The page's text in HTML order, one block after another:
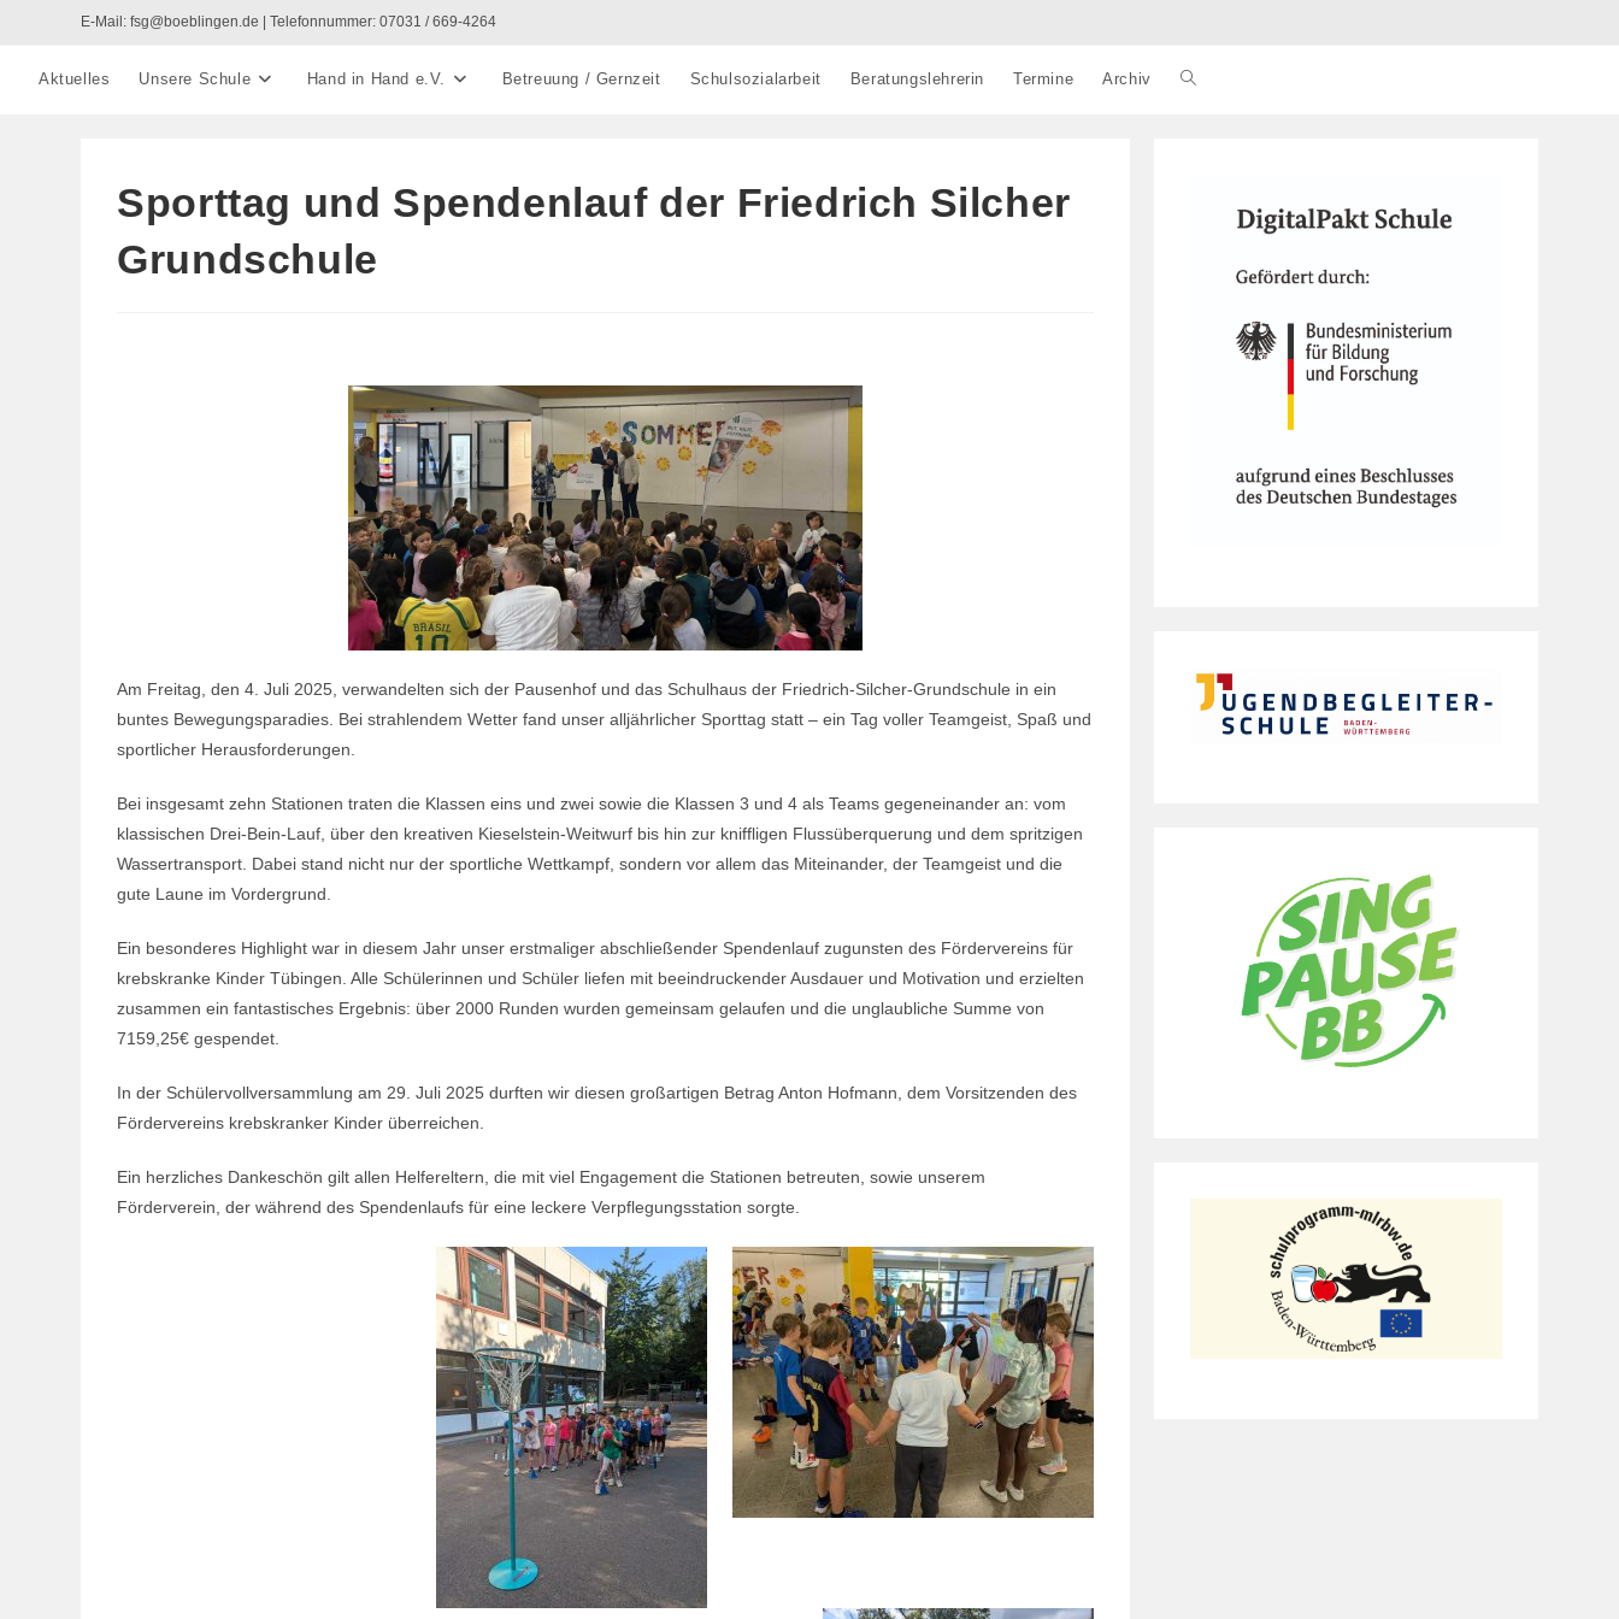
springen
E-Mail: fsg@boeblingen.de | Telefonnummer: 07031 / 669-4264
Aktuelles Unsere Schule Hand in Hand e.V. Betreuung / Gernzeit Schulsozialarbeit Beratungslehrerin Termine Archiv Website-
umschalten
Sporttag und Spendenlauf der Friedrich Silcher
Grundschule
Am Freitag, den 4. Juli 2025, verwandelten sich der Pausenhof und das Schulhaus der Friedrich-Silcher-Grundschule in ein
buntes Bewegungsparadies. Bei strahlendem Wetter fand unser alljährlicher Sporttag statt – ein Tag voller Teamgeist, Spaß und
sportlicher Herausforderungen.
Bei insgesamt zehn Stationen traten die Klassen eins und zwei sowie die Klassen 3 und 4 als Teams gegeneinander an: vom
klassischen Drei-Bein-Lauf, über den kreativen Kieselstein-Weitwurf bis hin zur kniffligen Flussüberquerung und dem spritzigen
Wassertransport. Dabei stand nicht nur der sportliche Wettkampf, sondern vor allem das Miteinander, der Teamgeist und die
gute Laune im Vordergrund.
Ein besonderes Highlight war in diesem Jahr unser erstmaliger abschließender Spendenlauf zugunsten des Fördervereins für
krebskranke Kinder Tübingen. Alle Schülerinnen und Schüler liefen mit beeindruckender Ausdauer und Motivation und erzielten
zusammen ein fantastisches Ergebnis: über 2000 Runden wurden gemeinsam gelaufen und die unglaubliche Summe von
7159,25€ gespendet.
In der Schülervollversammlung am 29. Juli 2025 durften wir diesen großartigen Betrag Anton Hofmann, dem Vorsitzenden des
Fördervereins krebskranker Kinder überreichen.
Ein herzliches Dankeschön gilt allen Helfereltern, die mit viel Engagement die Stationen betreuten, sowie unserem
Förderverein, der während des Spendenlaufs für eine leckere Verpflegungsstation sorgte.